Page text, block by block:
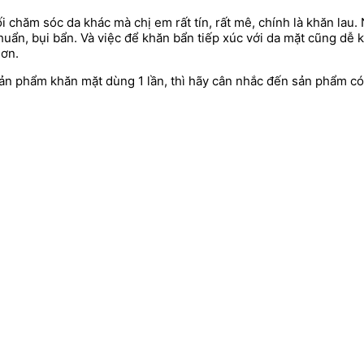
sóc da khác mà chị em rất tín, rất mê, chính là khăn
bụi bẩn. Và việc để khăn bẩn tiếp xúc với da mặt cũng dễ
phẩm khăn mặt dùng 1 lần, thì hãy cân nhắc đến sản phẩm